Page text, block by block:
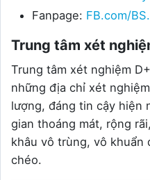
Fanpage: FB.com/
Trung tâm xét
Trung tâm xét nghiệm
những địa chỉ xét
lượng, đáng tin cậy hiện
gian thoáng mát, rộng
khâu vô trùng, vô khuẩn
chéo.